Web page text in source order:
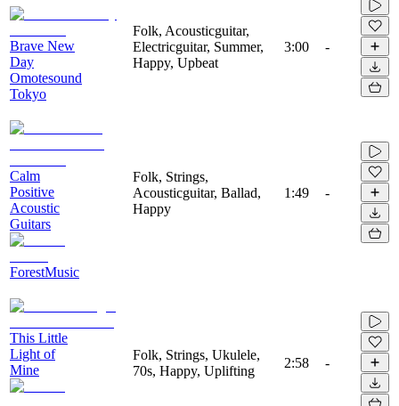
Brave New
Day
Omotesound
Tokyo
Folk, Acousticguitar,
Electricguitar, Summer,
Happy, Upbeat
3:00 -
Calm
Positive
Acoustic
Guitars
ForestMusic
Folk, Strings,
Acousticguitar, Ballad,
Happy
1:49 -
This Little
Light of
Mine
Folk, Strings, Ukulele,
70s, Happy, Uplifting
2:58 -